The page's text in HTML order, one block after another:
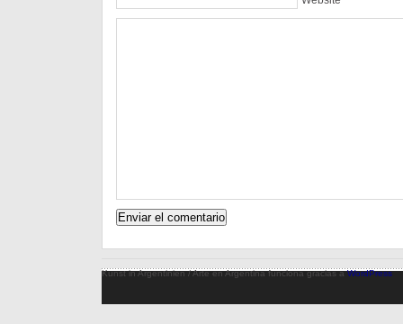
Kunst in Argentinien / Arte en Argentina funciona gracias aWordPress